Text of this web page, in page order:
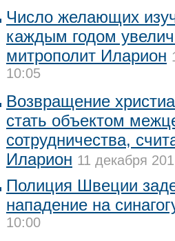
Число желающих
каждым годом
митрополит Иларион
10:05
Возвращение
стать объектом
сотрудничества,
Иларион 11 декабря
Полиция Швеции
нападение на
10:00